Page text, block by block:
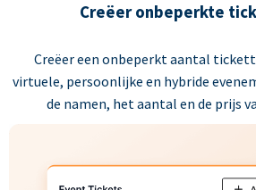
Creëer onbeperkte
Creëer een onbeperkt aantal
virtuele, persoonlijke en hybride
de namen, het aantal en de prijs